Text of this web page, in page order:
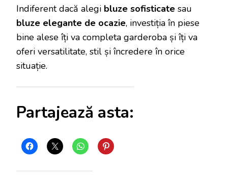
Indiferent dacă alegi bluze sofisticate sau
bluze elegante de ocazie, investiția în piese
bine alese îți va completa garderoba și îți va
oferi versatilitate, stil și încredere în orice
situație.
Partajează asta: